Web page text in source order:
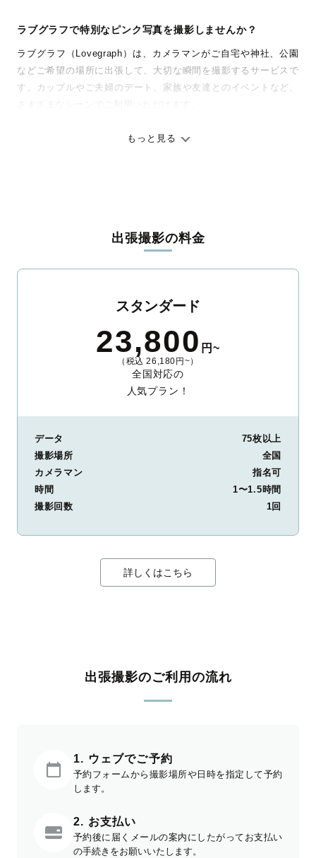
ラブグラフで特別なピンク写真を撮影しませんか？
ラブグラフ（Lovegraph）は、カメラマンがご自宅や神社、公園
などご希望の場所に出張して、大切な瞬間を撮影するサービスで
す。カップルやご夫婦のデート、家族や友達とのイベントなど、
ありのままの空気感を大切に、何十年経っても見返したくなるよ
ィを身につけたプロのカメラマンが全国47都道府県に在籍してい
ます。創業10年のノウハウを活かし、思い出に残る素敵な撮影体
験をお届けします。
整。自然な雰囲気を残しつつも、おしゃれで洗練された仕上がり
に。きっと「こんな写真を撮ってほしかった！」と思える一枚に
出会えます。まずは、ラブグラフの撮影事例
もっと見る
出張撮影の料金
スタンダード
23,800 円~
（税込 26,180円~）
全国対応の
人気プラン！
データ
75枚以上
撮影場所
全国
カメラマン
指名可
時間
1〜1.5時間
撮影回数
1回
詳しくはこちら
出張撮影のご利用の流れ
1. ウェブでご予約
予約フォームから撮影場所や日時を指定して予約
します。
2. お支払い
予約後に届くメールの案内にしたがってお支払い
の手続きをお願いいたします。